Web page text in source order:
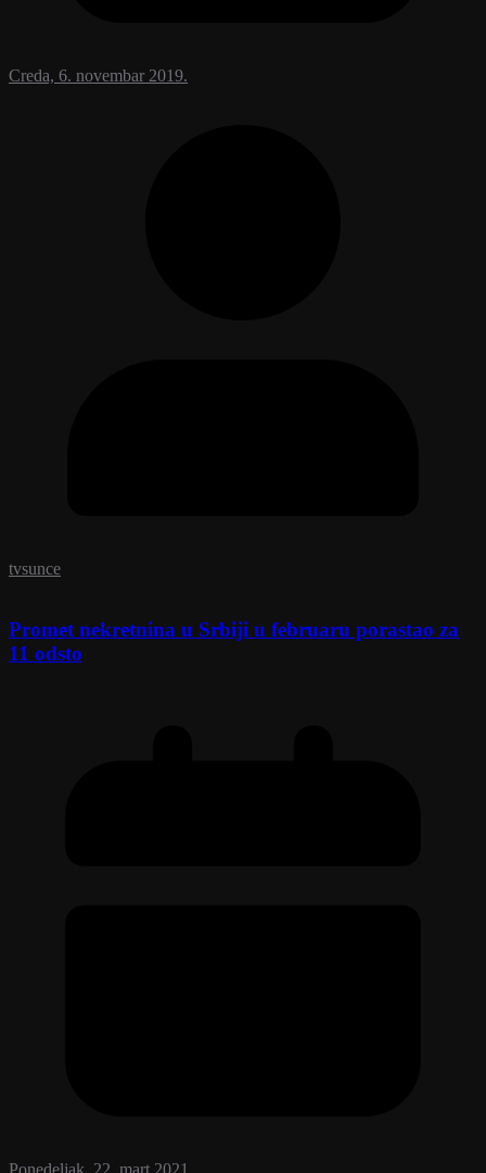
Creda, 6. novembar 2019.
tvsunce
Promet nekretnina u Srbiji u februaru porastao za
11 odsto